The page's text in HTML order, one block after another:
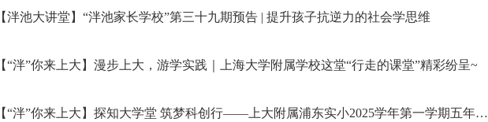
【泮池大讲堂】“泮池家长学校”第三十九期预告 | 提升孩子抗逆力的社会学思维
【“泮”你来上大】漫步上大，游学实践｜上海大学附属学校这堂“行走的课堂”精彩纷呈~
【“泮”你来上大】探知大学堂 筑梦科创行——上大附属浦东实小2025学年第一学期五年级研学活动